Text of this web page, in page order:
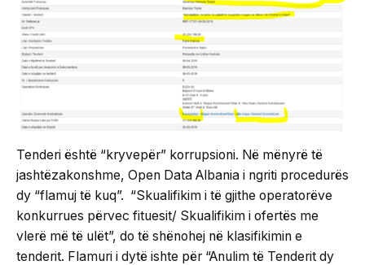
Tenderi është “kryvepër” korrupsioni. Në mënyrë të
jashtëzakonshme, Open Data Albania i ngriti procedurës
dy “flamuj të kuq”. “Skualifikim i të gjithe operatorëve
konkurrues përvec fituesit/ Skualifikim i ofertës me
vlerë më të ulët”, do të shënohej në klasifikimin e
tenderit. Flamuri i dytë ishte për “Anulim të Tenderit dy